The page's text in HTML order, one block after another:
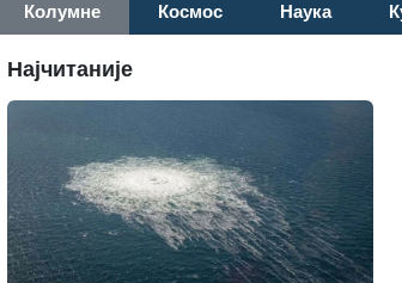
Колумне Космос Наука
Најчитаније